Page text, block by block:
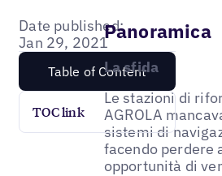
Date published:
Jan 29, 2021
Table of Content
TOC link
Panoramica
La sfida
Le stazioni di
AGROLA
sistemi di
facendo perdere
opportunità di